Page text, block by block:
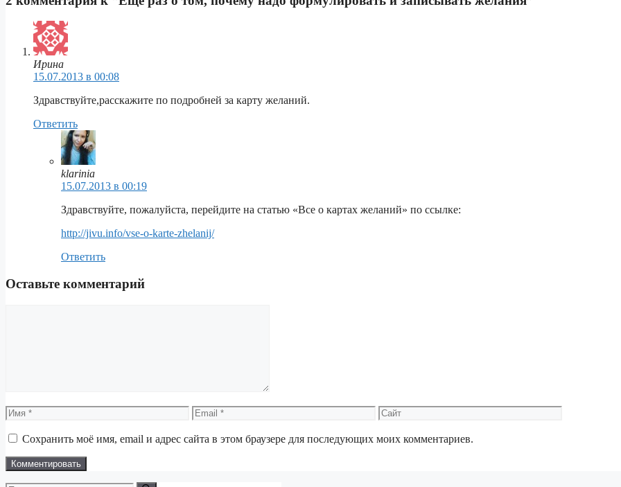
Ирина
15.07.2013 в 00:08
Здравствуйте,расскажите по подробней за карту желаний.
Ответить
klarinia
15.07.2013 в 00:19
Здравствуйте, пожалуйста, перейдите на статью «Все о картах желаний» по ссылке:
http://jivu.info/vse-o-karte-zhelanij/
Ответить
Оставьте комментарий
Имя Email Сайт
Сохранить моё имя, email и адрес сайта в этом браузере для последующих моих комментариев.